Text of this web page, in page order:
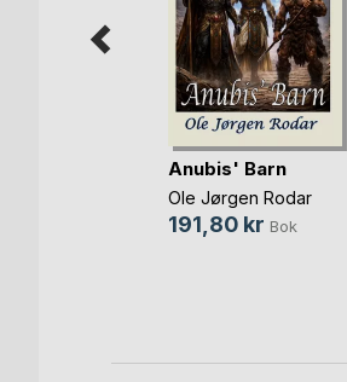
Anubis' Barn
Ole Jørgen Rodar
191,80 kr Bok